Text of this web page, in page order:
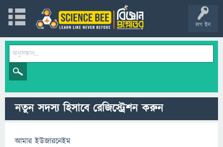
লগ ইন
নতুন সদস্য হিসাবে রেজিস্ট্রেশন করুন
আমার ইউজারনেইম